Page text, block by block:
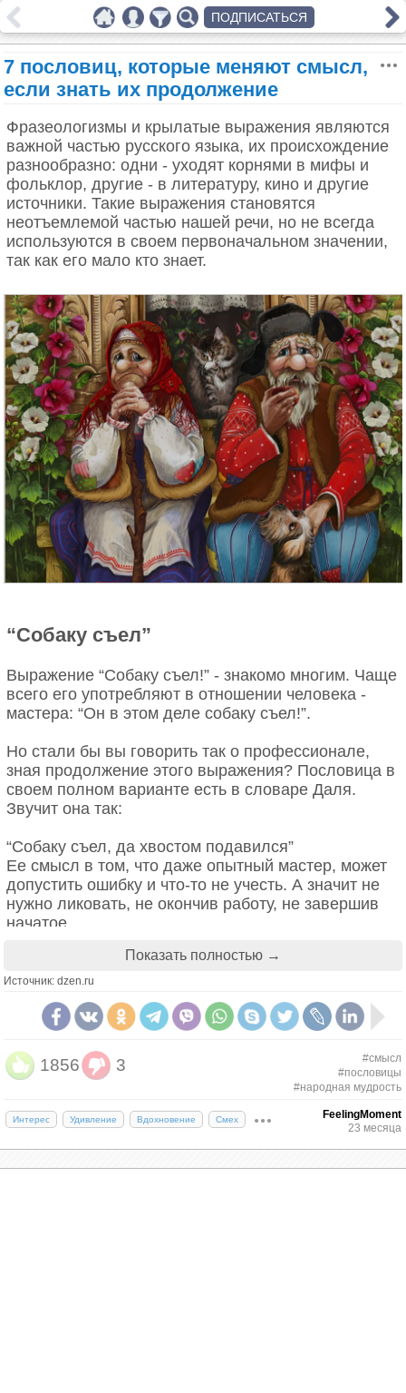
7 пословиц, которые меняют смысл,
если знать их продолжение
Фразеологизмы и крылатые выражения являются
важной частью русского языка, их происхождение
разнообразно: одни - уходят корнями в мифы и
фольклор, другие - в литературу, кино и другие
источники. Такие выражения становятся
неотъемлемой частью нашей речи, но не всегда
используются в своем первоначальном значении,
так как его мало кто знает.
“Собаку съел”
Выражение “Собаку съел!” - знакомо многим. Чаще
всего его употребляют в отношении человека -
мастера: “Он в этом деле собаку съел!”.
Но стали бы вы говорить так о профессионале,
зная продолжение этого выражения? Пословица в
своем полном варианте есть в словаре Даля.
Звучит она так:
“Собаку съел, да хвостом подавился”
Ее смысл в том, что даже опытный мастер, может
допустить ошибку и что-то не учесть. А значит не
нужно ликовать, не окончив работу, не завершив
начатое.
Показать полностью →
Источник: dzen.ru
1856 3
#смысл
#пословицы
#народная мудрость
Интерес Удивление Вдохновение Смех
FeelingMoment
23 месяца
ПОДПИСАТЬСЯ